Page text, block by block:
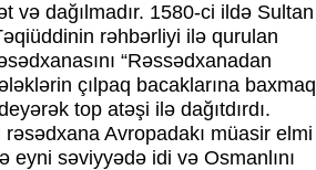
və dağılmadır. 1580-ci ildə Sultan
rəhbərliyi ilə qurulan
“Rəssədxanadan
çılpaq bacaklarına baxmaq
top atəşi ilə dağıtdırdı.
Avropadakı müasir elmi
eyni səviyyədə idi və Osmanlını